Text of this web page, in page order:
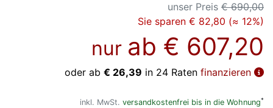
unser Preis € 690,00
Sie sparen € 82,80 (≈ 12%)
nur ab € 607,20
oder ab € 26,39 in 24 Raten finanzieren
inkl. MwSt. versandkostenfrei bis in die Wohnung*